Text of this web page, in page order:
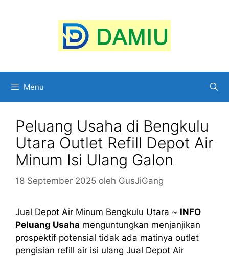
Menu
Peluang Usaha di Bengkulu
Utara Outlet Refill Depot Air
Minum Isi Ulang Galon
18 September 2025 oleh GusJiGang
Jual Depot Air Minum Bengkulu Utara ~ INFO
Peluang Usaha menguntungkan menjanjikan
prospektif potensial tidak ada matinya outlet
pengisian refill air isi ulang Jual Depot Air